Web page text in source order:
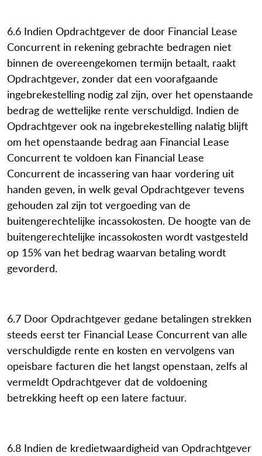
6.6 Indien Opdrachtgever de door Financial Lease
Concurrent in rekening gebrachte bedragen niet
binnen de overeengekomen termijn betaalt, raakt
Opdrachtgever, zonder dat een voorafgaande
ingebrekestelling nodig zal zijn, over het openstaande
bedrag de wettelijke rente verschuldigd. Indien de
Opdrachtgever ook na ingebrekestelling nalatig blijft
om het openstaande bedrag aan Financial Lease
Concurrent te voldoen kan Financial Lease
Concurrent de incassering van haar vordering uit
handen geven, in welk geval Opdrachtgever tevens
gehouden zal zijn tot vergoeding van de
buitengerechtelijke incassokosten. De hoogte van de
buitengerechtelijke incassokosten wordt vastgesteld
op 15% van het bedrag waarvan betaling wordt
gevorderd.
6.7 Door Opdrachtgever gedane betalingen strekken
steeds eerst ter Financial Lease Concurrent van alle
verschuldigde rente en kosten en vervolgens van
opeisbare facturen die het langst openstaan, zelfs al
vermeldt Opdrachtgever dat de voldoening
betrekking heeft op een latere factuur.
6.8 Indien de kredietwaardigheid van Opdrachtgever